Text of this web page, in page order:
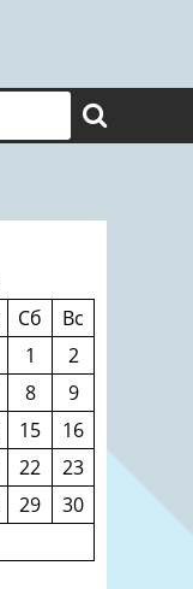
Сб
Вс
1
2
8
9
15
16
22
23
29
30